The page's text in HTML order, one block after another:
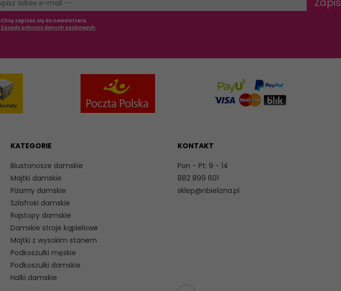
Chcę zapisać się do newslettera.
Zasady ochrony danych osobowych
KATEGORIE
Biustonosze damskie
Majtki damskie
Piżamy damskie
Szlafroki damskie
Rajstopy damskie
Damskie stroje kąpielowe
Majtki z wysokim stanem
Podkoszulki męskie
Podkoszulki damskie
Halki damskie
KONTAKT
Pon - Pt: 9 - 14
882 899 601
sklep@nbielizna.pl